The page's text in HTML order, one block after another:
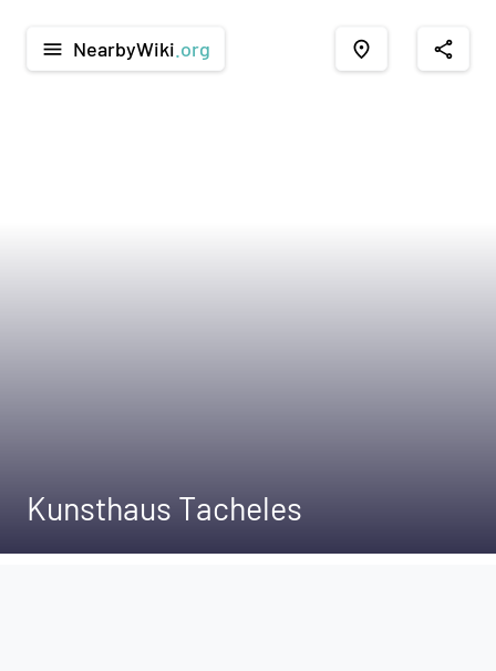
menu NearbyWiki .org place share
Kunsthaus Tacheles